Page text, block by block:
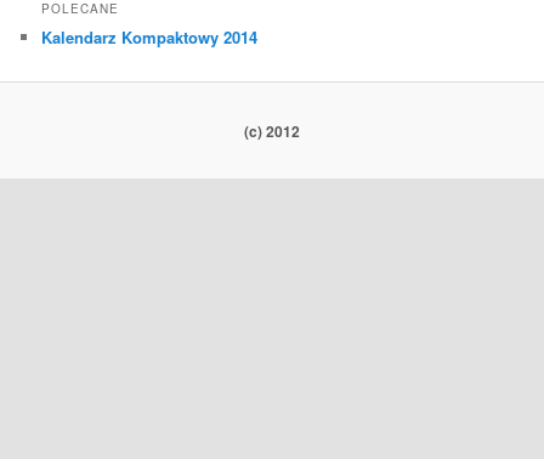
POLECANE
Kalendarz Kompaktowy 2014
(c) 2012